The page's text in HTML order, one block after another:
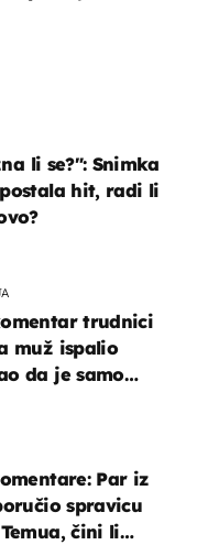
li se?": Snimka
hit, radi li
trudnici
muž ispalio
da je samo
Par iz
spravicu
čini li